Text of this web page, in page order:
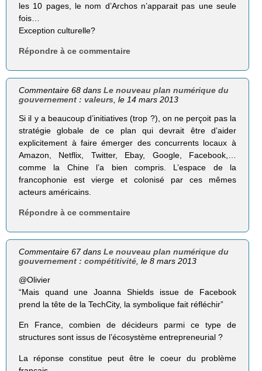
les 10 pages, le nom d’Archos n’apparait pas une seule
fois…
Exception culturelle?
Répondre à ce commentaire
Commentaire 68 dansLe nouveau plan numérique du
gouvernement : valeurs , le 14 mars 2013
Si il y a beaucoup d’initiatives (trop ?), on ne perçoit pas la
stratégie globale de ce plan qui devrait être d’aider
explicitement à faire émerger des concurrents locaux à
Amazon, Netflix, Twitter, Ebay, Google, Facebook,…
comme la Chine l’a bien compris. L’espace de la
francophonie est vierge et colonisé par ces mêmes
acteurs américains.
Répondre à ce commentaire
Commentaire 67 dansLe nouveau plan numérique du
gouvernement : compétitivité, le 8 mars 2013
@Olivier
“Mais quand une Joanna Shields issue de Face­book
prend la tête de la Tech­City, la sym­bo­lique fait réflé­chir”
En France, combien de décideurs parmi ce type de
structures sont issus de l’écosystème entrepreneurial ?
La réponse constitue peut être le coeur du problème